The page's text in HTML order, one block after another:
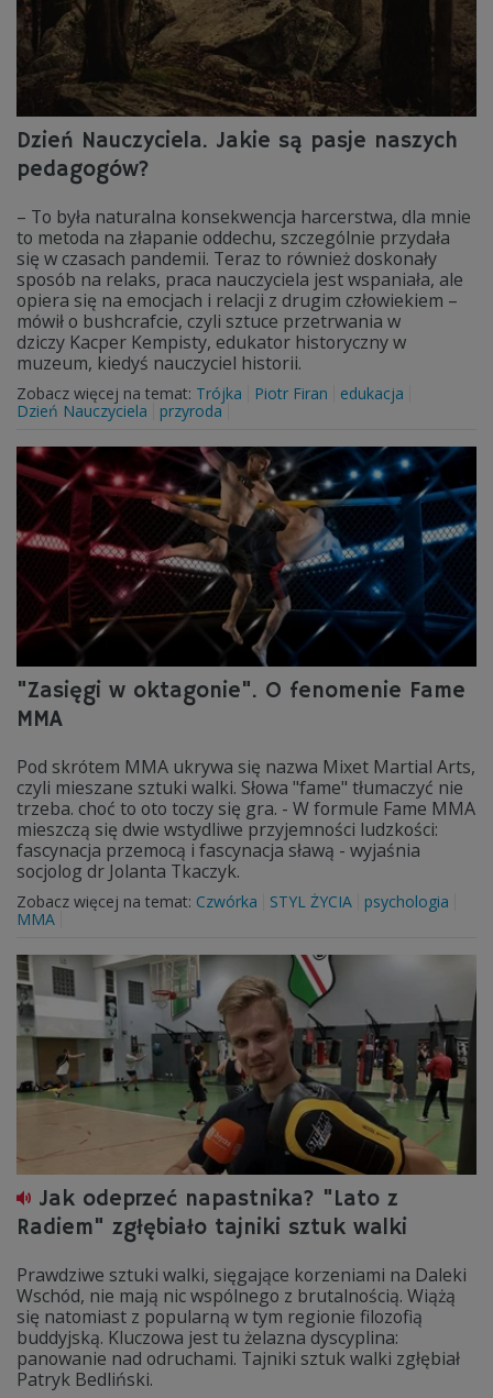
Dzień Nauczyciela. Jakie są pasje naszych
pedagogów?
– To była naturalna konsekwencja harcerstwa, dla mnie
to metoda na złapanie oddechu, szczególnie przydała
się w czasach pandemii. Teraz to również doskonały
sposób na relaks, praca nauczyciela jest wspaniała, ale
opiera się na emocjach i relacji z drugim człowiekiem –
mówił o bushcrafcie, czyli sztuce przetrwania w
dziczy Kacper Kempisty, edukator historyczny w
muzeum, kiedyś nauczyciel historii.
Zobacz więcej na temat: Trójka Piotr Firan
edukacja
Dzień Nauczyciela
przyroda
"Zasięgi w oktagonie". O fenomenie Fame
MMA
Pod skrótem MMA ukrywa się nazwa Mixet Martial Arts,
czyli mieszane sztuki walki. Słowa "fame" tłumaczyć nie
trzeba. choć to oto toczy się gra. - W formule Fame MMA
mieszczą się dwie wstydliwe przyjemności ludzkości:
fascynacja przemocą i fascynacja sławą - wyjaśnia
socjolog dr Jolanta Tkaczyk.
Zobacz więcej na temat: Czwórka STYL ŻYCIA
psychologia
MMA
Jak odeprzeć napastnika? "Lato z
Radiem" zgłębiało tajniki sztuk walki
Prawdziwe sztuki walki, sięgające korzeniami na Daleki
Wschód, nie mają nic wspólnego z brutalnością. Wiążą
się natomiast z popularną w tym regionie filozofią
buddyjską. Kluczowa jest tu żelazna dyscyplina:
panowanie nad odruchami. Tajniki sztuk walki zgłębiał
Patryk Bedliński.